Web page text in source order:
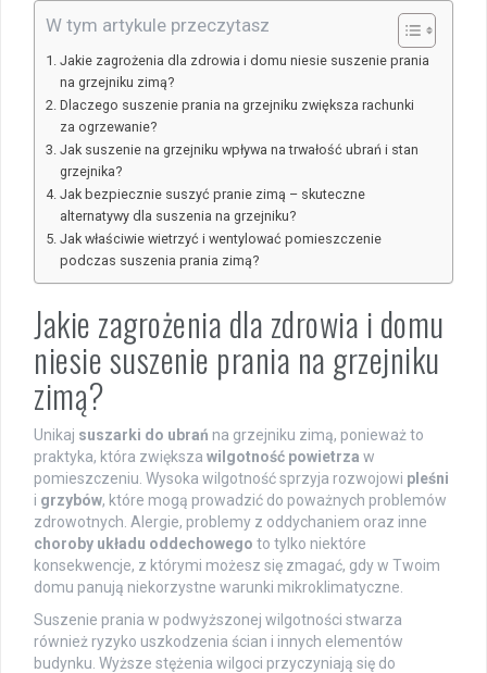
W tym artykule przeczytasz
Jakie zagrożenia dla zdrowia i domu niesie suszenie prania
na grzejniku zimą?
Dlaczego suszenie prania na grzejniku zwiększa rachunki
za ogrzewanie?
Jak suszenie na grzejniku wpływa na trwałość ubrań i stan
grzejnika?
Jak bezpiecznie suszyć pranie zimą – skuteczne
alternatywy dla suszenia na grzejniku?
Jak właściwie wietrzyć i wentylować pomieszczenie
podczas suszenia prania zimą?
Jakie zagrożenia dla zdrowia i domu
niesie suszenie prania na grzejniku
zimą?
Unikaj suszarki do ubrań na grzejniku zimą, ponieważ to
praktyka, która zwiększa wilgotność powietrza w
pomieszczeniu. Wysoka wilgotność sprzyja rozwojowi pleśni
i grzybów, które mogą prowadzić do poważnych problemów
zdrowotnych. Alergie, problemy z oddychaniem oraz inne
choroby układu oddechowego to tylko niektóre
konsekwencje, z którymi możesz się zmagać, gdy w Twoim
domu panują niekorzystne warunki mikroklimatyczne.
Suszenie prania w podwyższonej wilgotności stwarza
również ryzyko uszkodzenia ścian i innych elementów
budynku. Wyższe stężenia wilgoci przyczyniają się do